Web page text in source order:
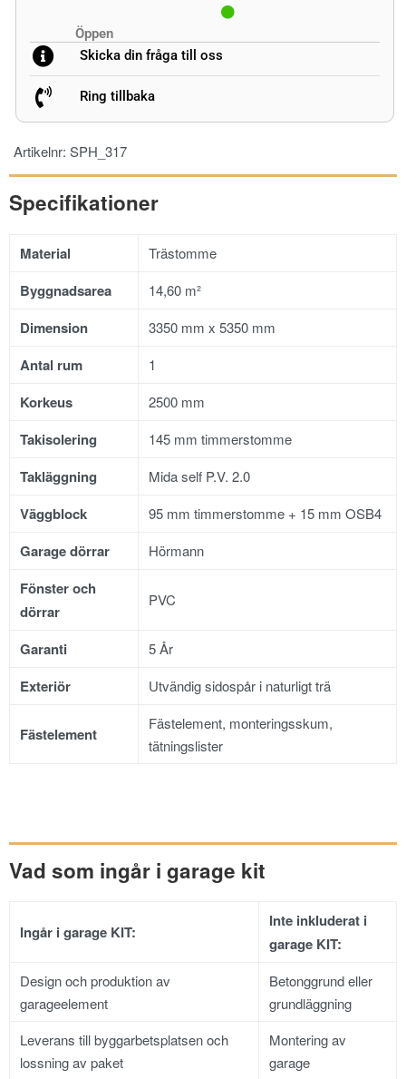
Öppen
Skicka din fråga till oss
Ring tillbaka
Artikelnr: SPH_317
Specifikationer
Material Trästomme
Byggnadsarea 14,60 m²
Dimension 3350 mm x 5350 mm
Antal rum 1
Korkeus 2500 mm
Takisolering 145 mm timmerstomme
Takläggning Mida self P.V. 2.0
Väggblock 95 mm timmerstomme + 15 mm OSB4
Garage dörrar Hörmann
Fönster och
dörrar
PVC
Garanti 5 År
Exteriör Utvändig sidospår i naturligt trä
Fästelement
Fästelement, monteringsskum,
tätningslister
Vad som ingår i garage kit
Ingår i garage KIT:
Inte inkluderat i
garage KIT:
Design och produktion av
garageelement
Betonggrund eller
grundläggning
Leverans till byggarbetsplatsen och
lossning av paket
Montering av
garage